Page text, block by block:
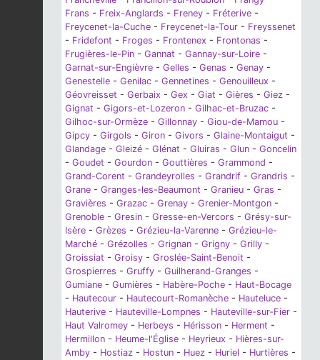
Frans - Freix-Anglards - Freney - Fréterive -
Freycenet-la-Cuche - Freycenet-la-Tour - Freyssenet
- Fridefont - Froges - Frontenex - Frontonas -
Frugières-le-Pin - Gannat - Gannay-sur-Loire -
Garnat-sur-Engièvre - Gelles - Genas - Genay -
Genestelle - Genilac - Gennetines - Genouilleux -
Géovreisset - Gerbaix - Gex - Giat - Gières - Giez -
Gignat - Gigors-et-Lozeron - Gilhac-et-Bruzac -
Gilhoc-sur-Ormèze - Gillonnay - Giou-de-Mamou -
Gipcy - Girgols - Giron - Givors - Glaine-Montaigut -
Glandage - Gleizé - Glénat - Gluiras - Glun - Goncelin
- Goudet - Gourdon - Gouttières - Grammond -
Grand-Corent - Grandeyrolles - Grandrif - Grandris -
Grane - Granges-les-Beaumont - Granieu - Gras -
Gravières - Grazac - Grenay - Grenier-Montgon -
Grenoble - Gresin - Gresse-en-Vercors - Grésy-sur-
Isère - Grèzes - Grézieu-la-Varenne - Grézieu-le-
Marché - Grézolles - Grignan - Grigny - Grilly -
Groissiat - Groisy - Groslée-Saint-Benoit -
Grospierres - Gruffy - Guilherand-Granges -
Gumiane - Gumières - Habère-Poche - Haut-Bocage
- Hautecour - Hautecourt-Romanèche - Hauteluce -
Hauterive - Hauteville-Lompnes - Hauteville-sur-Fier -
Haut Valromey - Herbeys - Hérisson - Herment -
Hermillon - Heume-l'Église - Heyrieux - Hières-sur-
Amby - Hostiaz - Hostun - Huez - Huriel - Hurtières -